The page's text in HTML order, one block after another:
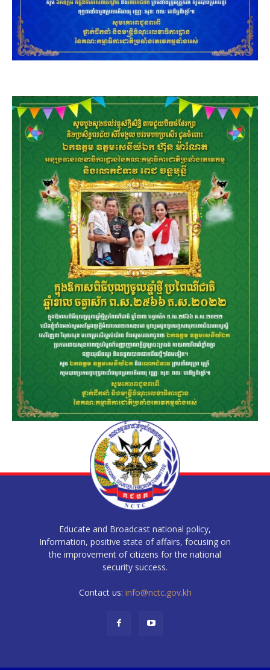
Educate and Broadcast national policy,
Information, positive state of affairs, focusing on
the improvement of citizens for the national
security success.
Contact us: info@nctc.gov.kh